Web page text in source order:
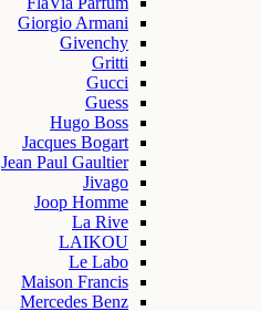
Giorgio Armani
Givenchy
Gritti
Gucci
Guess
Hugo Boss
Jacques Bogart
Jean Paul Gaultier
Jivago
Joop Homme
La Rive
LAIKOU
Le Labo
Maison Francis
Mercedes Benz